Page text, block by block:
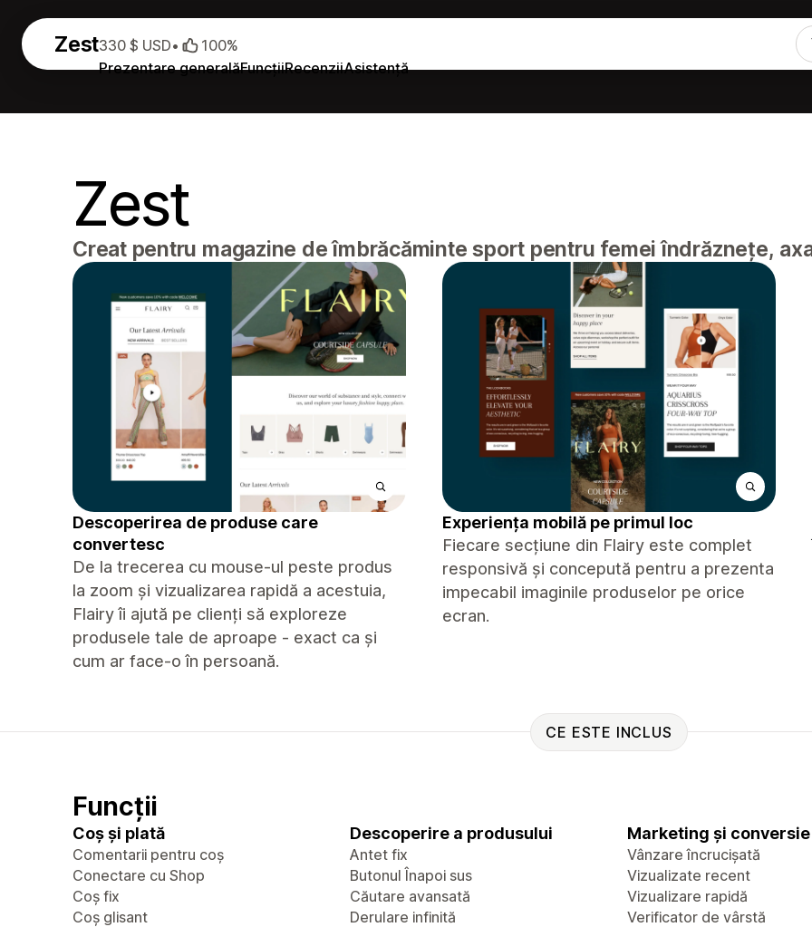
Zest
Prezentare generalăFuncțiiRecenziiAsistență
330 $ USD• 100%
Zest
Creat pentru magazine de îmbrăcăminte sport pentru femei îndrăznețe,
Descoperirea de produse care
convertesc
De la trecerea cu mouse-ul peste produs
la zoom și vizualizarea rapidă a acestuia,
Flairy îi ajută pe clienți să exploreze
produsele tale de aproape - exact ca și
cum ar face-o în persoană.
Experiența mobilă pe primul loc
Fiecare secțiune din Flairy este complet
responsivă și concepută pentru a prezenta
impecabil imaginile produselor pe orice
ecran.
CE ESTE INCLUS
Funcții
Coș și plată
Comentarii pentru coș
Conectare cu Shop
Coș fix
Coș glisant
Descoperire a produsului
Antet fix
Butonul Înapoi sus
Căutare avansată
Derulare infinită
Marketing și conversie
Vânzare încrucișată
Vizualizate recent
Vizualizare rapidă
Verificator de vârstă